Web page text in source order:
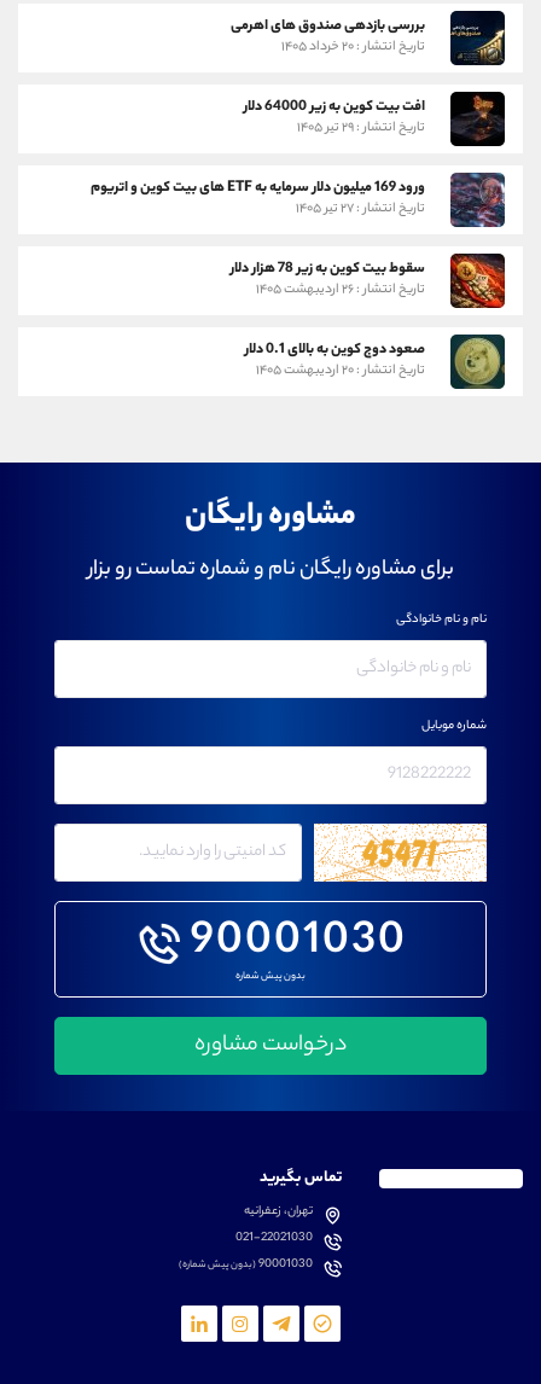
بررسی بازدهی صندوق های اهرمی
تاریخ انتشار : ۲۰ خرداد ۱۴۰۵
افت بیت کوین به زیر 64000 دلار
تاریخ انتشار : ۲۹ تیر ۱۴۰۵
ورود 169 میلیون دلار سرمایه به ETF های بیت کوین و اتریوم
تاریخ انتشار : ۲۷ تیر ۱۴۰۵
سقوط بیت کوین به زیر 78 هزار دلار
تاریخ انتشار : ۲۶ اردیبهشت ۱۴۰۵
صعود دوج کوین به بالای 0.1 دلار
تاریخ انتشار : ۲۰ اردیبهشت ۱۴۰۵
مشاوره رایگان
برای مشاوره رایگان نام و شماره تماست رو بزار
90001030
بدون پیش شماره
نام و نام خانوادگی
شماره موبایل
تماس بگیرید
تهران، زعفرانیه
021-22021030
90001030(بدون پیش شماره)